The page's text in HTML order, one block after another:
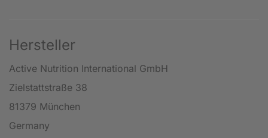
Hersteller
Active Nutrition International GmbH
Zielstattstraße 38
81379 München
Germany